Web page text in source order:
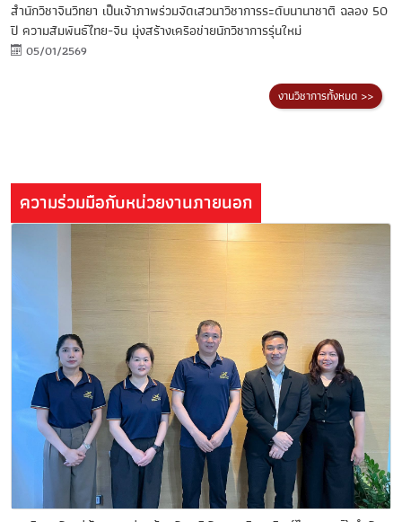
สำนักวิชาจีนวิทยา เป็นเจ้าภาพร่วมจัดเสวนาวิชาการระดับนานาชาติ ฉลอง 50
ปี ความสัมพันธ์ไทย-จีน มุ่งสร้างเครือข่ายนักวิชาการรุ่นใหม่
05/01/2569
งานวิชาการทั้งหมด >>
ความร่วมมือกับหน่วยงานภายนอก